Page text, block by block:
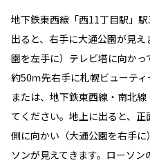
地下鉄東西線「西11丁目駅」
出ると、右手に大通公園が見
園を左手に）テレビ塔に向か
約50ｍ先右手に札幌ビューティ
または、地下鉄東西線・南北
てください。地上に出ると、
側に向かい（大通公園を右手
ソンが見えてきます。ローソ